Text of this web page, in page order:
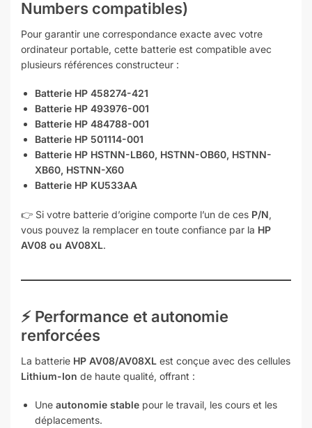
Numbers compatibles)
Pour garantir une correspondance exacte avec votre
ordinateur portable, cette batterie est compatible avec
plusieurs références constructeur :
Batterie HP 458274-421
Batterie HP 493976-001
Batterie HP 484788-001
Batterie HP 501114-001
Batterie HP HSTNN-LB60, HSTNN-OB60, HSTNN-
XB60, HSTNN-X60
Batterie HP KU533AA
👉 Si votre batterie d’origine comporte l’un de ces P/N,
vous pouvez la remplacer en toute confiance par la HP
AV08 ou AV08XL.
⚡ Performance et autonomie
renforcées
La batterie HP AV08/AV08XL est conçue avec des cellules
Lithium-Ion de haute qualité, offrant :
Une autonomie stable pour le travail, les cours et les
déplacements.